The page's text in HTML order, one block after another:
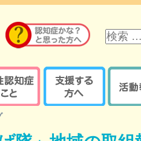
イ
ト
索
知症のこ
認知症ならではの京都式認知症ケアパス